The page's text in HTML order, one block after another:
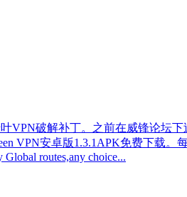
VPN破解补丁。之前在威锋论坛下
VPN安卓版1.3.1APK免费下载
Global routes,any choice...